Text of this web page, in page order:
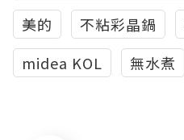
美的
不粘彩晶鍋
midea KOL
無水煮